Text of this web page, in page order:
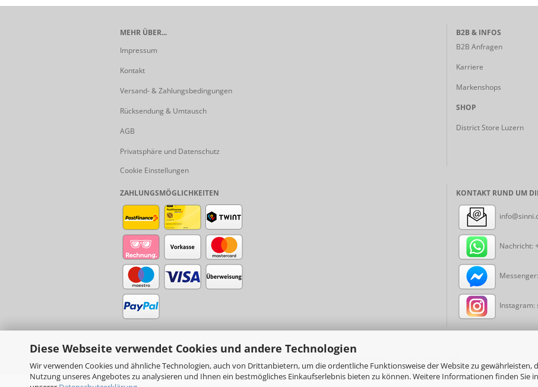
Diese Webseite verwendet Cookies und andere Technologien
Wir verwenden Cookies und ähnliche Technologien, auch von Drittanbietern, um die ordentliche Funktionsweise der Website zu gewährleisten,
Nutzung unseres Angebotes zu analysieren und Ihnen ein bestmögliches Einkaufserlebnis bieten zu können. Weitere Informationen finden Sie in
MEHR ÜBER...
Impressum
Kontakt
Versand- & Zahlungsbedingungen
Rücksendung & Umtausch
AGB
Privatsphäre und Datenschutz
Cookie Einstellungen
B2B & INFOS
B2B Anfragen
Karriere
Markenshops
SHOP
District Store Luzern
ZAHLUNGSMÖGLICHKEITEN KONTAKT RUND UM
Nachricht:
Instagram: